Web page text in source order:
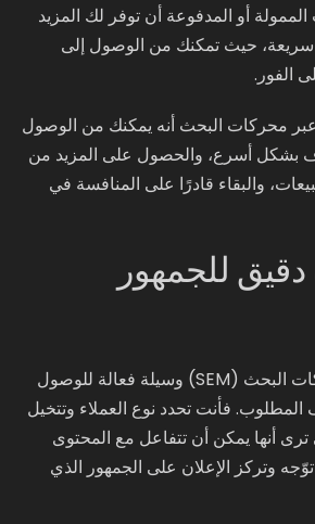
أو المدفوعة أن توفر لك المزيد
سريعة، حيث تمكنك من الوصول إلى
الفور.
محركات البحث أنه يمكنك من الوصول
بشكل أسرع، والحصول على المزيد من
والبقاء قادرًا على المنافسة في
للجمهور
يعد التسويق عبر محركات البحث (SEM) وسيلة فعالة للوصول
فأنت تحدد نوع العملاء وتتخيل
أنها يمكن أن تتفاعل مع المحتوى
توّجه وتركز الإعلان على الجمهور الذي